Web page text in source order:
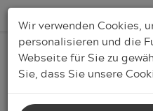
Wir verwenden Cookies,
personalisieren und die
Webseite für Sie zu
Sie, dass Sie unsere